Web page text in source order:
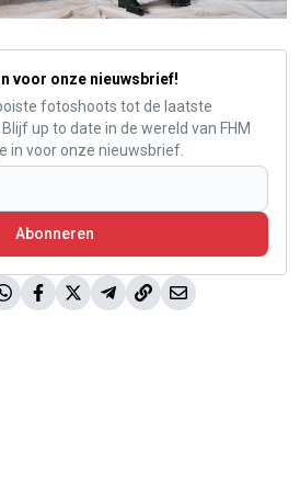
voor onze nieuwsbrief!
fotoshoots tot de laatste
up to date in de wereld van FHM
in voor onze nieuwsbrief.
Abonneren